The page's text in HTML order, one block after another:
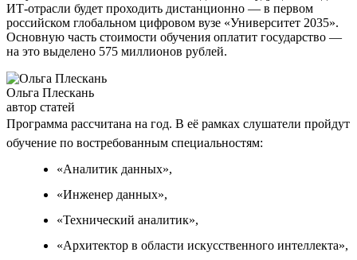
ИТ-отрасли будет проходить дистанционно — в первом
российском глобальном цифровом вузе «Университет 2035».
Основную часть стоимости обучения оплатит государство —
на это выделено 575 миллионов рублей.
Ольга Плескань
автор статей
Программа рассчитана на год. В её рамках слушатели пройдут
обучение по востребованным специальностям:
«Аналитик данных»,
«Инженер данных»,
«Технический аналитик»,
«Архитектор в области искусственного интеллекта»,